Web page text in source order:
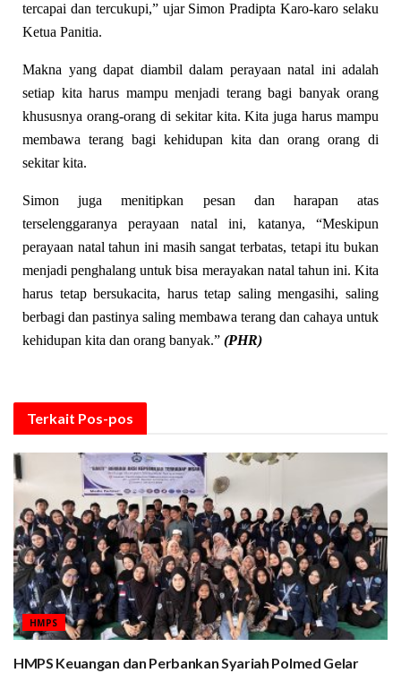
tercapai dan tercukupi,” ujar Simon Pradipta Karo-karo selaku
Ketua Panitia.
Makna yang dapat diambil dalam perayaan natal ini adalah
setiap kita harus mampu menjadi terang bagi banyak orang
khususnya orang-orang di sekitar kita. Kita juga harus mampu
membawa terang bagi kehidupan kita dan orang orang di
sekitar kita.
Simon juga menitipkan pesan dan harapan atas
terselenggaranya perayaan natal ini, katanya, “Meskipun
perayaan natal tahun ini masih sangat terbatas, tetapi itu bukan
menjadi penghalang untuk bisa merayakan natal tahun ini. Kita
harus tetap bersukacita, harus tetap saling mengasihi, saling
berbagi dan pastinya saling membawa terang dan cahaya untuk
kehidupan kita dan orang banyak.” (PHR)
Terkait Pos-pos
HMPS
HMPS Keuangan dan Perbankan Syariah Polmed Gelar